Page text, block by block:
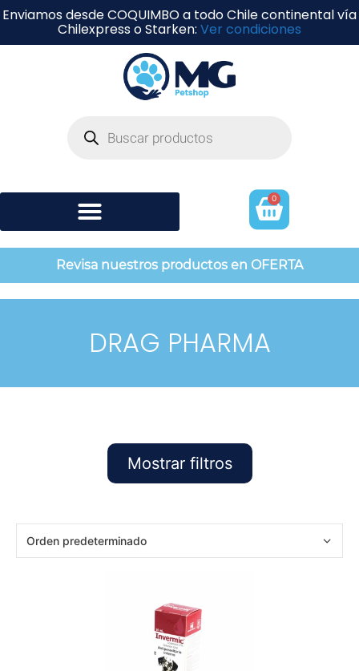
Enviamos desde COQUIMBO a todo Chile continental vía
Chilexpress o Starken: Ver condiciones
0
Revisa nuestros productos en OFERTA
DRAG PHARMA
Mostrar filtros